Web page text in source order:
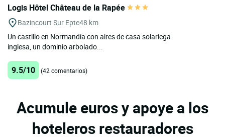
Logis Hôtel Château de la Rapée
Bazincourt Sur Epte48 km
Un castillo en Normandía con aires de casa solariega
inglesa, un dominio arbolado...
9.5/10 (42 comentarios)
Acumule euros y apoye a los
hoteleros restauradores